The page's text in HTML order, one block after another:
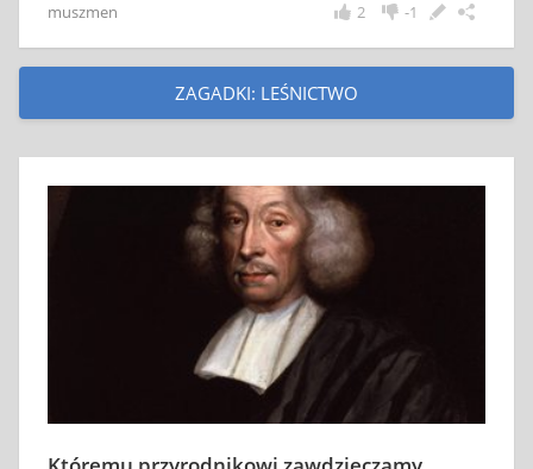
muszmen -1
2
ZAGADKI: LEŚNICTWO